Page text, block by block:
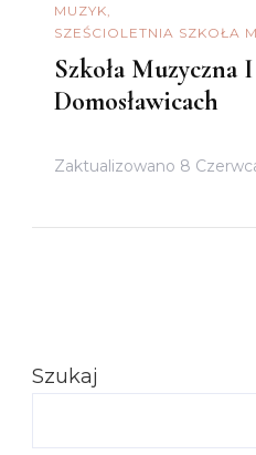
MUZYK
SZEŚCIOLETNIA SZKOŁA
Szkoła Muzyczna
Domosławicach
Zaktualizowano 8
Szukaj